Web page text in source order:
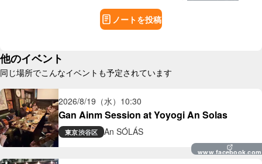
ノートを投稿
他のイベント
同じ場所でこんなイベントも予定されています
2026/8/19（水） 10:30
Gan Ainm Session at Yoyogi An Solas
東京渋谷区 An SÓLÁS
www.facebook.com